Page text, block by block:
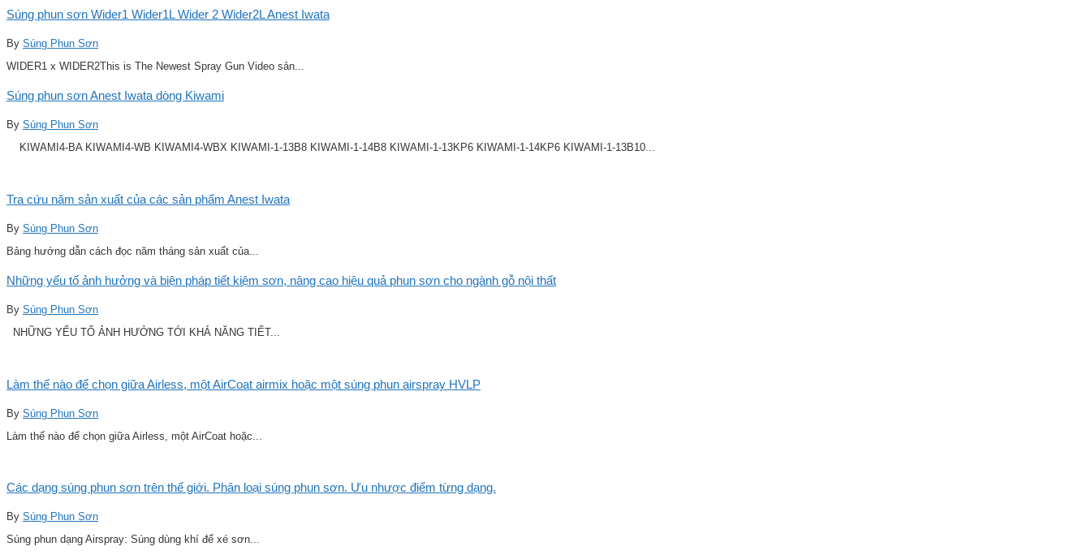
Súng phun sơn Wider1 Wider1L Wider 2 Wider2L Anest Iwata
By Súng Phun Sơn
WIDER1 x WIDER2This is The Newest Spray Gun Video sản...
Súng phun sơn Anest Iwata dòng Kiwami
By Súng Phun Sơn
KIWAMI4-BA KIWAMI4-WB KIWAMI4-WBX KIWAMI-1-13B8 KIWAMI-1-14B8 KIWAMI-1-13KP6 KIWAMI-1-14KP6 KIWAMI-1-13B10...
Tra cứu năm sản xuất của các sản phẩm Anest Iwata
By Súng Phun Sơn
Bảng hướng dẫn cách đọc năm tháng sản xuất của...
Những yếu tố ảnh hưởng và biện pháp tiết kiệm sơn, nâng cao hiệu quả phun sơn cho ngành gỗ nội thất
By Súng Phun Sơn
NHỮNG YẾU TỐ ẢNH HƯỞNG TỚI KHẢ NĂNG TIẾT...
Làm thế nào để chọn giữa Airless, một AirCoat airmix hoặc một súng phun airspray HVLP
By Súng Phun Sơn
Làm thế nào để chọn giữa Airless, một AirCoat hoặc...
Các dạng súng phun sơn trên thế giới. Phân loại súng phun sơn. Ưu nhược điểm từng dạng.
By Súng Phun Sơn
Súng phun dạng Airspray: Súng dùng khí để xé sơn...